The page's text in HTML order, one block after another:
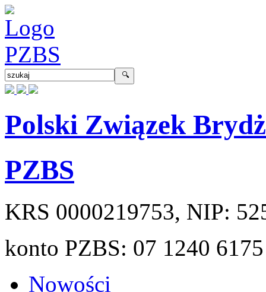
Polski Związek
PZBS
KRS 0000219753, NIP:
konto PZBS: 07 1240
Nowości